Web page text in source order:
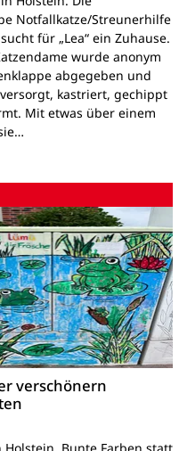
Notfallkatze/Streunerhilfe
für „Lea“ ein Zuhause.
wurde anonym
abgegeben und
kastriert, gechippt
Mit etwas über einem
verschönern